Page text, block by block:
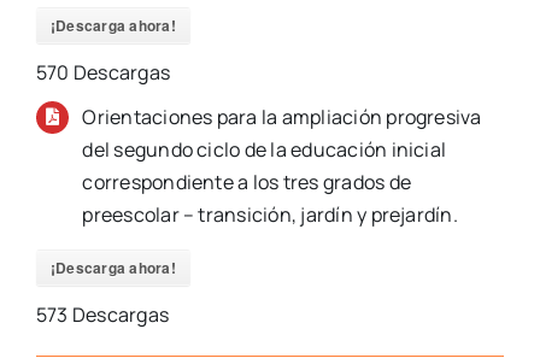
¡Descarga ahora!
570 Descargas
Orientaciones para la ampliación progresiva
del segundo ciclo de la educación inicial
correspondiente a los tres grados de
preescolar – transición, jardín y prejardín.
¡Descarga ahora!
573 Descargas